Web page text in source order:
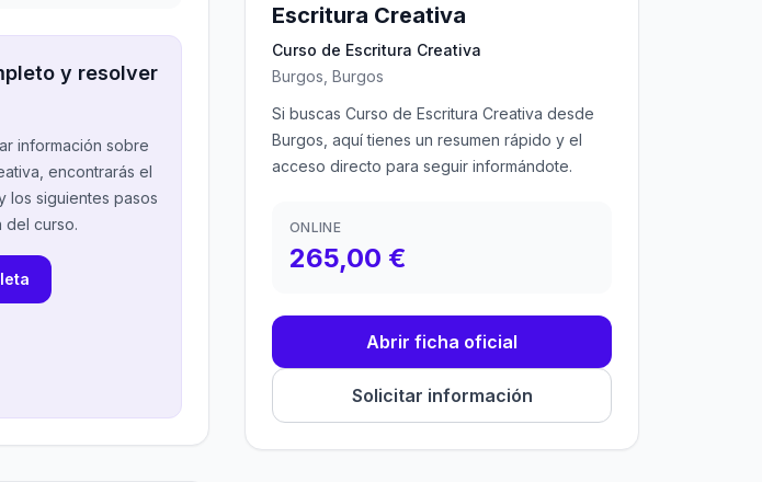
y resolver
información sobre
encontrarás el
los siguientes pasos
del curso.
Escritura Creativa
Curso de Escritura Creativa
Burgos, Burgos
Si buscas Curso de Escritura Creativa desde
Burgos, aquí tienes un resumen rápido y el
acceso directo para seguir informándote.
ONLINE
265,00 €
Abrir ficha oficial
Solicitar información